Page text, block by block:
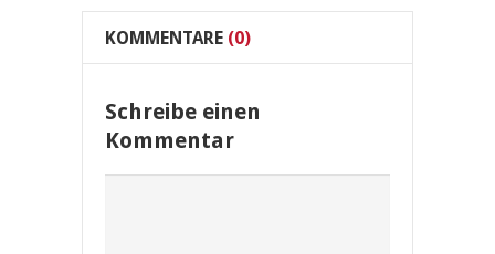
KOMMENTARE (0)
Schreibe einen
Kommentar